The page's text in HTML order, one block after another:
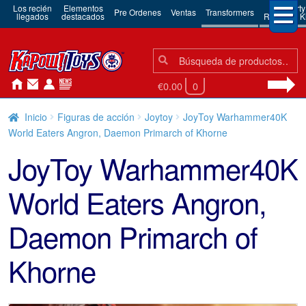
Los recién
llegados
Elementos
destacados Pre Ordenes Ventas Transformers 3rd Party
Robots &
Búsqueda:
Búsqueda
€0.00 0
Inicio Figuras de acción Joytoy
JoyToy Warhammer40K
World Eaters Angron, Daemon Primarch of Khorne
JoyToy Warhammer40K
World Eaters Angron,
Daemon Primarch of
Khorne